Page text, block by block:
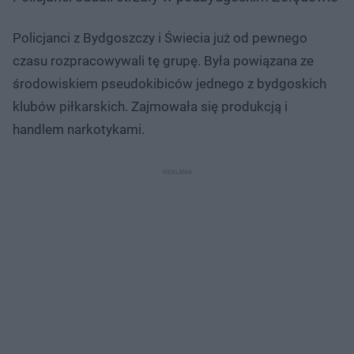
Policjanci z Bydgoszczy i Świecia już od pewnego
czasu rozpracowywali tę grupę. Była powiązana ze
środowiskiem pseudokibiców jednego z bydgoskich
klubów piłkarskich. Zajmowała się produkcją i
handlem narkotykami.